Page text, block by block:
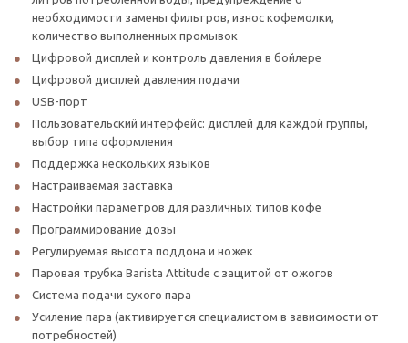
необходимости замены фильтров, износ кофемолки,
количество выполненных промывок
Цифровой дисплей и контроль давления в бойлере
Цифровой дисплей давления подачи
USB-порт
Пользовательский интерфейс: дисплей для каждой группы,
выбор типа оформления
Поддержка нескольких языков
Настраиваемая заставка
Настройки параметров для различных типов кофе
Программирование дозы
Регулируемая высота поддона и ножек
Паровая трубка Barista Attitude с защитой от ожогов
Система подачи сухого пара
Усиление пара (активируется специалистом в зависимости от
потребностей)